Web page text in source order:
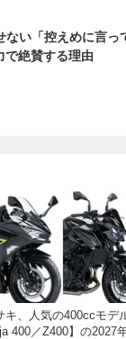
ない「控えめに言っ
で絶賛する理由
キ、人気の400ccモデ
400／Z400】の2027